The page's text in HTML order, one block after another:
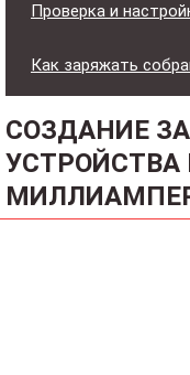
Проверка и
Как заряжать
СОЗДАНИЕ
УСТРОЙСТВА